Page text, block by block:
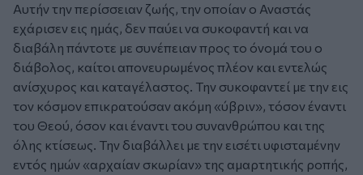
Αυτήν την περίσσειαν ζωής, την οποίαν ο Αναστάς
εχάρισεν εις ημάς, δεν παύει να συκοφαντή και να
διαβάλη πάντοτε με συνέπειαν προς το όνομά του ο
διάβολος, καίτοι απονευρωμένος πλέον και εντελώς
ανίσχυρος και καταγέλαστος. Την συκοφαντεί με την εις
τον κόσμον επικρατούσαν ακόμη «ύβριν», τόσον έναντι
του Θεού, όσον και έναντι του συνανθρώπου και της
όλης κτίσεως. Την διαβάλλει με την εισέτι υφισταμένην
εντός ημών «αρχαίαν σκωρίαν» της αμαρτητικής ροπής,